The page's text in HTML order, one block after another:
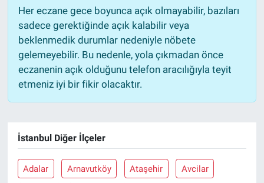
Her eczane gece boyunca açık olmayabilir, bazıları
sadece gerektiğinde açık kalabilir veya
beklenmedik durumlar nedeniyle nöbete
gelemeyebilir. Bu nedenle, yola çıkmadan önce
eczanenin açık olduğunu telefon aracılığıyla teyit
etmeniz iyi bir fikir olacaktır.
İstanbul Diğer İlçeler
Adalar Arnavutköy Ataşehir Avcilar